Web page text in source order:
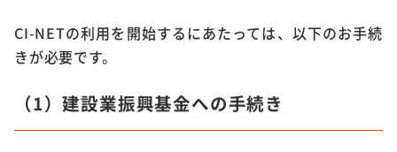
CI-NETの利用を開始するにあたっては、以下のお手続
きが必要です。
（1）建設業振興基金への手続き